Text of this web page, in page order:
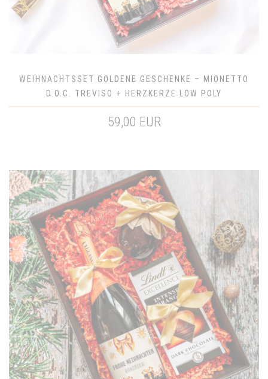
WEIHNACHTSSET GOLDENE GESCHENKE – MIONETTO
D.O.C. TREVISO + HERZKERZE LOW POLY
59,00 EUR